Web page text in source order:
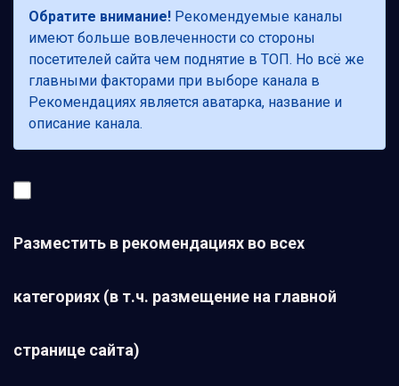
Обратите внимание! Рекомендуемые каналы
имеют больше вовлеченности со стороны
посетителей сайта чем поднятие в ТОП. Но всё же
главными факторами при выборе канала в
Рекомендациях является аватарка, название и
описание канала.
Разместить в рекомендациях во всех
категориях (в т.ч. размещение на главной
странице сайта)